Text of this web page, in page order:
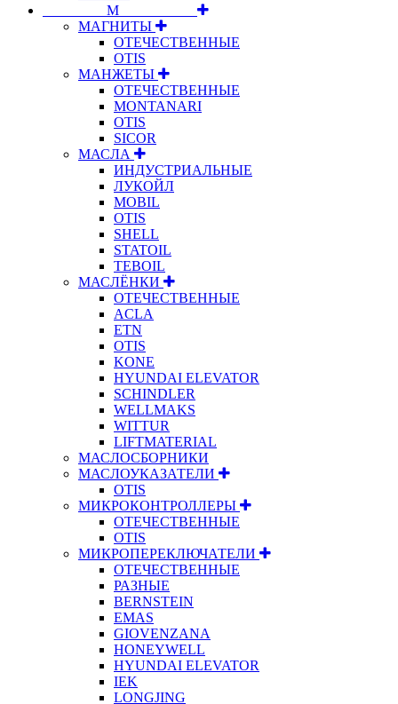
⠀⠀⠀⠀⠀⠀М⠀⠀⠀⠀⠀⠀⠀
МАГНИТЫ
ОТЕЧЕСТВЕННЫЕ
OTIS
МАНЖЕТЫ
ОТЕЧЕСТВЕННЫЕ
MONTANARI
OTIS
SICOR
МАСЛА
ИНДУСТРИАЛЬНЫЕ
ЛУКОЙЛ
MOBIL
OTIS
SHELL
STATOIL
TEBOIL
МАСЛЁНКИ
ОТЕЧЕСТВЕННЫЕ
ACLA
ETN
OTIS
KONE
HYUNDAI ELEVATOR
SCHINDLER
WELLMAKS
WITTUR
LIFTMATERIAL
МАСЛОСБОРНИКИ
МАСЛОУКАЗАТЕЛИ
OTIS
МИКРОКОНТРОЛЛЕРЫ
ОТЕЧЕСТВЕННЫЕ
OTIS
МИКРОПЕРЕКЛЮЧАТЕЛИ
ОТЕЧЕСТВЕННЫЕ
РАЗНЫЕ
BERNSTEIN
EMAS
GIOVENZANA
HONEYWELL
HYUNDAI ELEVATOR
IEK
LONGJING